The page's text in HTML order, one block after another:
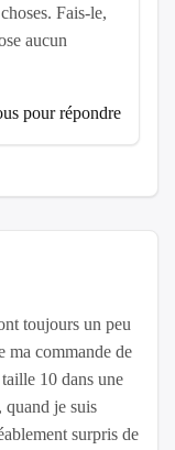
Fais-le,
aucun
pour répondre
toujours un peu
ma commande de
10 dans une
quand je suis
surpris de